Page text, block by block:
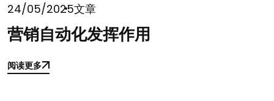
24/05/2025文章
营销自动化发挥作用
阅读更多
阅读更多